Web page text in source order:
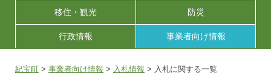
移住・観光 防災
行政情報 事業者向け情報
紀宝町 > 事業者向け情報 > 入札情報 > 入札に関する一覧